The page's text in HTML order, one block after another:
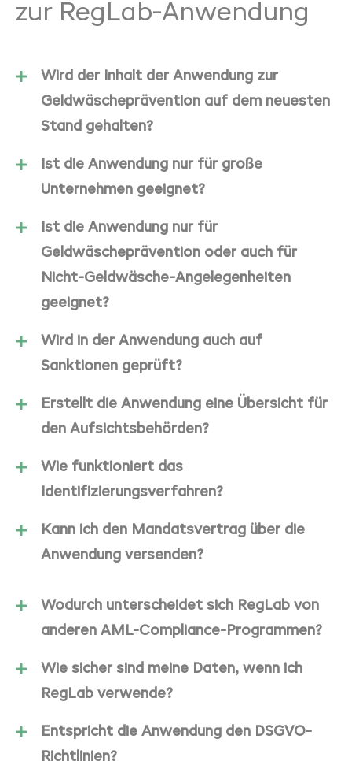
zur RegLab-Anwendung
Wird der Inhalt der Anwendung zur
Geldwäscheprävention auf dem neuesten
Stand gehalten?
Ist die Anwendung nur für große
Unternehmen geeignet?
Ist die Anwendung nur für
Geldwäscheprävention oder auch für
Nicht-Geldwäsche-Angelegenheiten
geeignet?
Wird in der Anwendung auch auf
Sanktionen geprüft?
Erstellt die Anwendung eine Übersicht für
den Aufsichtsbehörden?
Wie funktioniert das
Identifizierungsverfahren?
Kann ich den Mandatsvertrag über die
Anwendung versenden?
Wodurch unterscheidet sich RegLab von
anderen AML-Compliance-Programmen?
Wie sicher sind meine Daten, wenn ich
RegLab verwende?
Entspricht die Anwendung den DSGVO-
Richtlinien?